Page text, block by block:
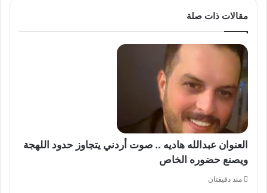
مقالات ذات صلة
العنوان عبدالله هاديه .. صوت أردني يتجاوز حدود اللهجة
ويصنع حضوره الخاص
منذ دقيقتان